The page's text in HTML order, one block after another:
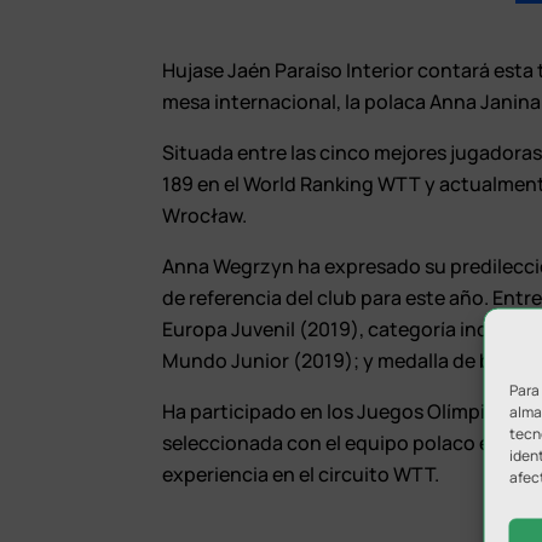
Hujase Jaén Paraíso Interior contará
mesa internacional, la polaca Anna
Situada entre las cinco mejores
189 en el World Ranking WTT y
Wrocław.
Anna Wegrzyn ha expresado su
de referencia del club para este año.
Europa Juvenil (2019), categoría
Mundo Junior (2019); y medalla de
Ha participado en los Juegos Olímpicos
seleccionada con el equipo polaco en las
experiencia en el circuito WTT.